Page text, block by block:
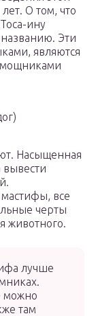
О том, что
ину
названию. Эти
являются
Насыщенная
все
черты
животного.
лучше
можно
там